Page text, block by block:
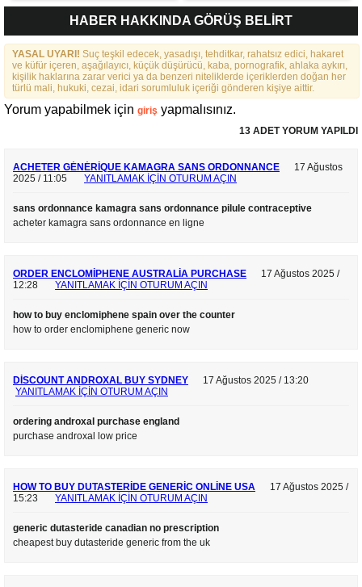
FEDERASYONU İÇIN 25
MADDELIK BÜYÜK VIZYON:
“DAHA GÜÇLÜ, DAHA ETKIN,
DAHA KAPSAYICI BIR
FEDERASYON İÇIN YOLA
ÇIKTIK”
HABER HAKKINDA GÖRÜŞ BELİRT
YASAL UYARI! Suç teşkil edecek, yasadışı, tehditkar, rahatsız edici, hakaret
ve küfür içeren, aşağılayıcı, küçük düşürücü, kaba, pornografik, ahlaka aykırı,
kişilik haklarına zarar verici ya da benzeri niteliklerde içeriklerden doğan her
türlü mali, hukuki, cezai, idari sorumluluk içeriği gönderen kişiye aittir.
Yorum yapabilmek için giriş yapmalısınız.
13 ADET YORUM YAPILDI
ACHETER GÉNÉRIQUE KAMAGRA SANS ORDONNANCE
17 Ağustos
2025 / 11:05
YANITLAMAK IÇIN OTURUM AÇIN
sans ordonnance kamagra sans ordonnance pilule contraceptive
acheter kamagra sans ordonnance en ligne
ORDER ENCLOMIPHENE AUSTRALIA PURCHASE
17 Ağustos 2025 /
12:28
YANITLAMAK IÇIN OTURUM AÇIN
how to buy enclomiphene spain over the counter
how to order enclomiphene generic now
DISCOUNT ANDROXAL BUY SYDNEY
17 Ağustos 2025 / 13:20
YANITLAMAK IÇIN OTURUM AÇIN
ordering androxal purchase england
purchase androxal low price
HOW TO BUY DUTASTERIDE GENERIC ONLINE USA
17 Ağustos 2025 /
15:23
YANITLAMAK IÇIN OTURUM AÇIN
generic dutasteride canadian no prescription
cheapest buy dutasteride generic from the uk